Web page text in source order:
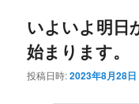
いよいよ明日
始まります。
投稿日時:2023年8月28日